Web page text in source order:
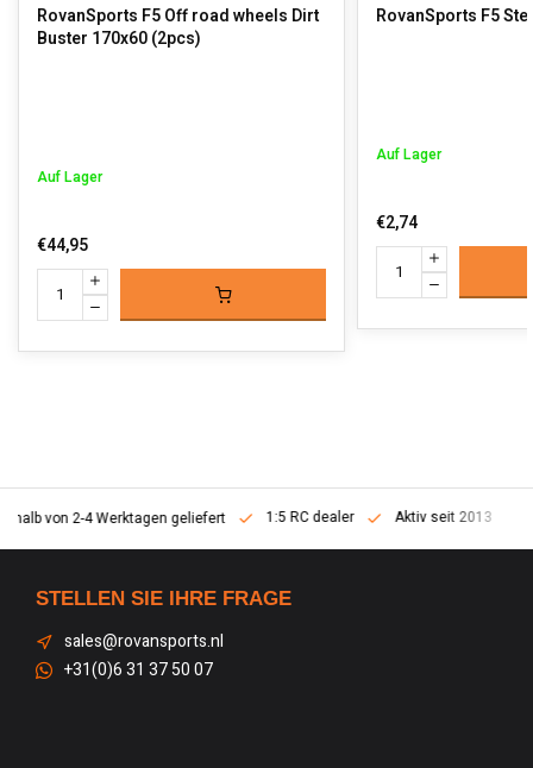
RovanSports F5 Off road wheels Dirt
Buster 170x60 (2pcs)
Auf Lager
€44,95
RovanSports F5
Auf Lager
€2,74
von 2-4 Werktagen geliefert 1:5 RC dealer Aktiv seit 2013
STELLEN SIE IHRE FRAGE
sales@rovansports.nl
+31(0)6 31 37 50 07